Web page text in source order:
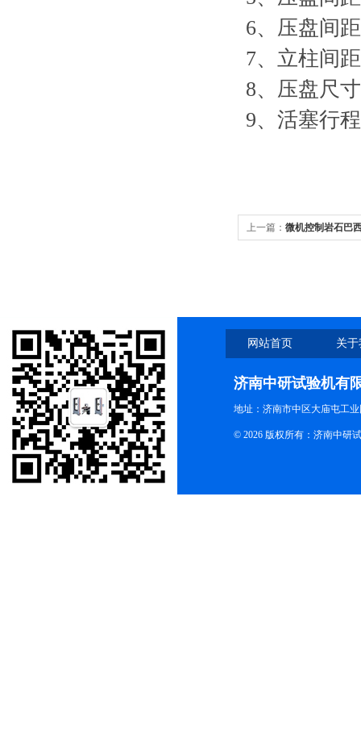
6、压盘间
7、立柱间
8、压盘尺
9、活塞行
上一篇： 微机控制岩石巴
网站首页 关
济南中研试验机有
地址：济南市中区大庙屯工
© 2026 版权所有：济南中研